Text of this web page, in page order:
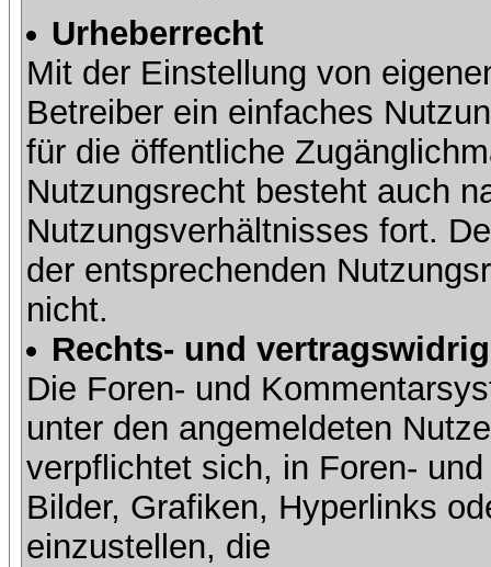
Urheberrecht
Mit der Einstellung von
Betreiber ein einfaches
für die öffentliche
Nutzungsrecht besteht auch
Nutzungsverhältnisses fort.
der entsprechenden
nicht.
Rechts- und
Die Foren- und
unter den angemeldeten
verpflichtet sich, in Foren-
Bilder, Grafiken, Hyperlinks
einzustellen, die